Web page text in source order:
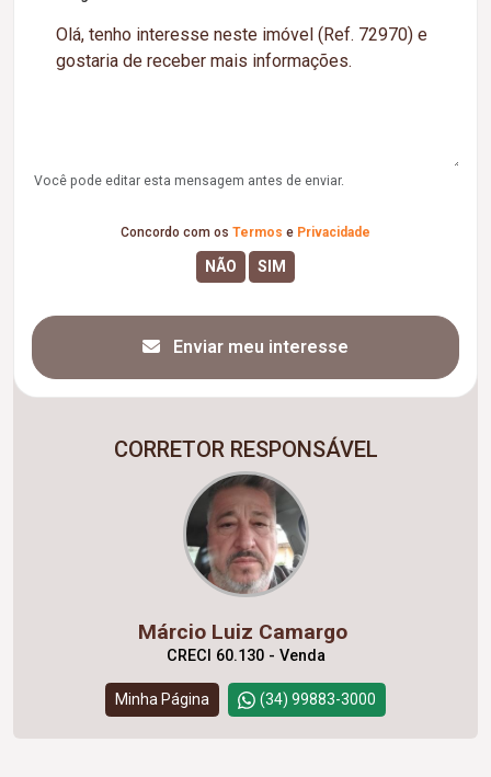
Você pode editar esta mensagem antes de enviar.
Concordo com os Termos e Privacidade
Enviar meu interesse
CORRETOR RESPONSÁVEL
Márcio Luiz Camargo
CRECI 60.130 - Venda
Minha Página (34) 99883-3000